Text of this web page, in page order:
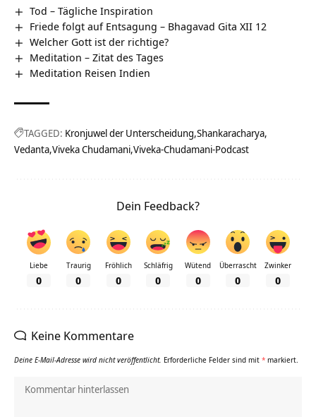
Tod – Tägliche Inspiration
Friede folgt auf Entsagung – Bhagavad Gita XII 12
Welcher Gott ist der richtige?
Meditation – Zitat des Tages
Meditation Reisen Indien
TAGGED: Kronjuwel der Unterscheidung Shankaracharya
Vedanta Viveka Chudamani Viveka-Chudamani-Podcast
Dein Feedback?
Liebe
0
Traurig
0
Fröhlich
0
Schläfrig
0
Wütend
0
Überrascht
0
Zwinker
0
Keine Kommentare
Deine E-Mail-Adresse wird nicht veröffentlicht. Erforderliche Felder sind mit * markiert.